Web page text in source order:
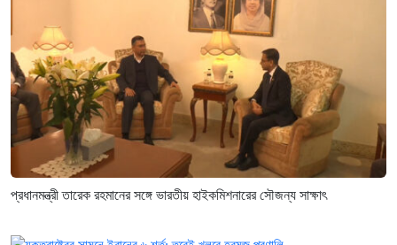
প্রধানমন্ত্রী তারেক রহমানের সঙ্গে ভারতীয় হাইকমিশনারের সৌজন্য সাক্ষাৎ